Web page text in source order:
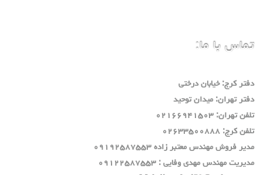
تماس با ما:
دفتر كرج: خيابان درختي
دفتر تهران: ميدان توحيد
تلفن تهران: ٠٢١٦٦٩٤١٥٠٣
تلفن كرج: ٠٢٦٣٣٥٠٠٨٨٨
مدير فروش مهندس معتبر زاده ٠٩١٩٢٥٨٧٥٥٣
مديريت مهندس مهدي وفايي : ٠٩١٢٢٥٨٧٥٥٣